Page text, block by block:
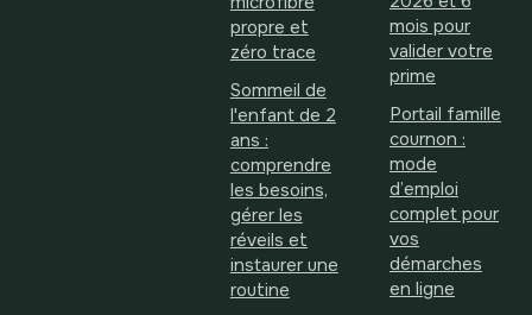
propre et
zéro trace
Sommeil de
l'enfant de 2
ans :
comprendre
les besoins,
gérer les
réveils et
instaurer une
routine
mois pour
valider votre
prime
Portail famille
cournon :
mode
d’emploi
complet pour
vos
démarches
en ligne